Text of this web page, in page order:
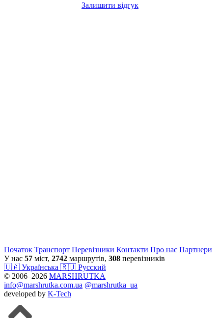
Залишити відгук
Початок Транспорт Перевiзники Контакти Про нас Партнери
У нас 57 міст, 2742 маршрутів, 308 перевізників
🇺🇦 Українська 🇷🇺 Русский
© 2006–2026 MARSHRUTKA
info@marshrutka.com.ua @marshrutka_ua
developed by K-Tech